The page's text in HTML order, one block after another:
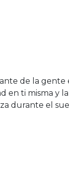
de la gente
ti misma y la
durante el